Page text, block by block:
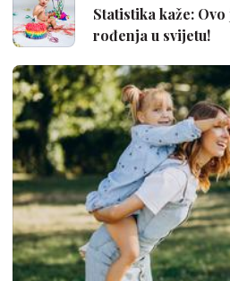
Statistika kaže:
rođenja u svijetu!